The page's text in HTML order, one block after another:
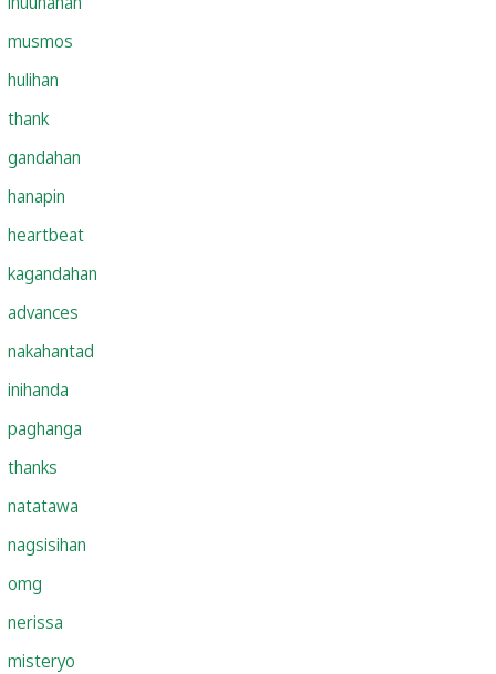
musmos
hulihan
thank
gandahan
hanapin
heartbeat
kagandahan
advances
nakahantad
inihanda
paghanga
thanks
natatawa
nagsisihan
omg
nerissa
misteryo